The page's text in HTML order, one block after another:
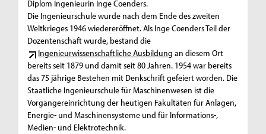
Diplom Ingenieurin Inge Coenders.
Die Ingenieurschule wurde nach dem Ende des zweiten
Weltkrieges 1946 wiedereröffnet. Als Inge Coenders Teil der
Dozentenschaft wurde, bestand die
Ingenieurwissenschaftliche Ausbildung an diesem Ort
bereits seit 1879 und damit seit 80 Jahren. 1954 war bereits
das 75 jährige Bestehen mit Denkschrift gefeiert worden. Die
Staatliche Ingenieurschule für Maschinenwesen ist die
Vorgängereinrichtung der heutigen Fakultäten für Anlagen,
Energie- und Maschinensysteme und für Informations-,
Medien- und Elektrotechnik.